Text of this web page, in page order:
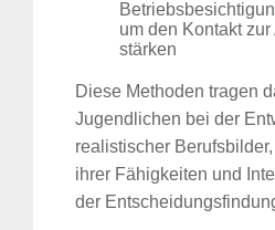
um den Kontakt
stärken
Diese Methoden tragen
Jugendlichen bei der
realistischer
ihrer Fähigkeiten und
der